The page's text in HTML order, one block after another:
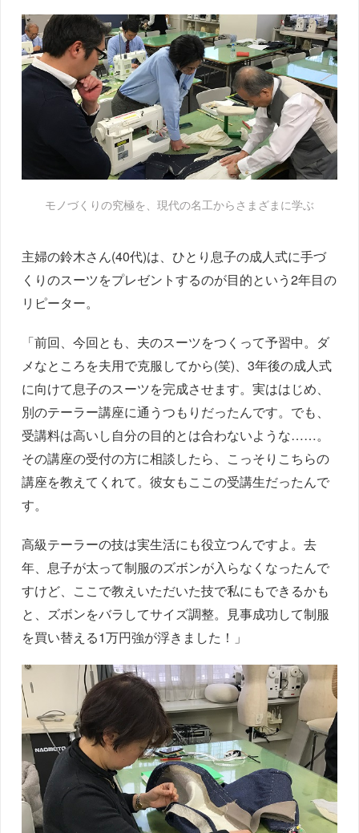
モノづくりの究極を、現代の名工からさまざまに学ぶ
主婦の鈴木さん(40代)は、ひとり息子の成人式に手づ
くりのスーツをプレゼントするのが目的という2年目の
リピーター。
「前回、今回とも、夫のスーツをつくって予習中。ダ
メなところを夫用で克服してから(笑)、3年後の成人式
に向けて息子のスーツを完成させます。実ははじめ、
別のテーラー講座に通うつもりだったんです。でも、
受講料は高いし自分の目的とは合わないような……。
その講座の受付の方に相談したら、こっそりこちらの
講座を教えてくれて。彼女もここの受講生だったんで
す。
高級テーラーの技は実生活にも役立つんですよ。去
年、息子が太って制服のズボンが入らなくなったんで
すけど、ここで教えいただいた技で私にもできるかも
と、ズボンをバラしてサイズ調整。見事成功して制服
を買い替える1万円強が浮きました！」